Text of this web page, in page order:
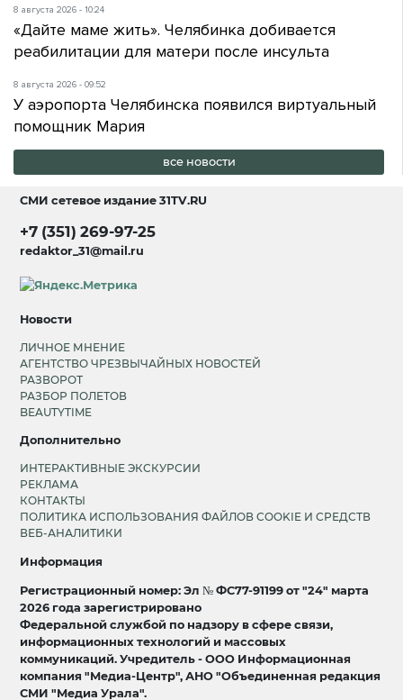
8 августа 2026 - 10:24
«Дайте маме жить». Челябинка добивается
реабилитации для матери после инсульта
8 августа 2026 - 09:52
У аэропорта Челябинска появился виртуальный
помощник Мария
все новости
СМИ сетевое издание31TV.RU
+7 (351) 269-97-25
redaktor_31@mail.ru
Новости
ЛИЧНОЕ МНЕНИЕ
АГЕНТСТВО ЧРЕЗВЫЧАЙНЫХ НОВОСТЕЙ
РАЗВОРОТ
РАЗБОР ПОЛЕТОВ
BEAUTYTIME
Дополнительно
ИНТЕРАКТИВНЫЕ ЭКСКУРСИИ
РЕКЛАМА
КОНТАКТЫ
ПОЛИТИКА ИСПОЛЬЗОВАНИЯ ФАЙЛОВ COOKIE И СРЕДСТВ
ВЕБ-АНАЛИТИКИ
Информация
Регистрационный номер: Эл № ФС77-91199 от "24" марта
2026 года зарегистрировано
Федеральной службой по надзору в сфере связи,
информационных технологий и массовых
коммуникаций. Учредитель - ООО Информационная
компания "Медиа-Центр", АНО "Объединенная редакция
СМИ "Медиа Урала".